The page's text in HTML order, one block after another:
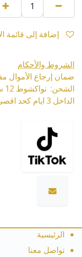
الشروط والأحكام
ضمان إرجاع الأموال
الشحن: نواكشوط 12 ساعة
الداخل 3 ايام كحد اقصى
الرئيسية
تواصل معنا